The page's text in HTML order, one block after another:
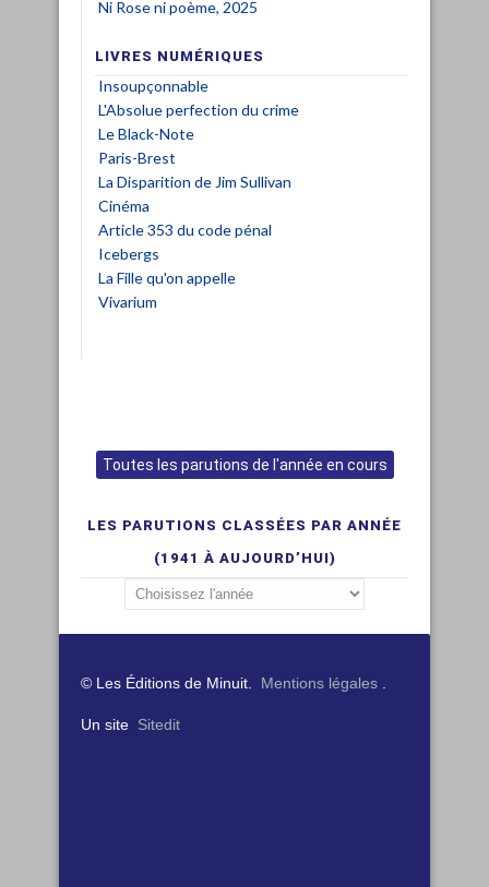
Ni Rose ni poème, 2025
LIVRES NUMÉRIQUES
Insoupçonnable
L'Absolue perfection du crime
Le Black-Note
Paris-Brest
La Disparition de Jim Sullivan
Cinéma
Article 353 du code pénal
Icebergs
La Fille qu'on appelle
Vivarium
Toutes les parutions de l'année en cours
LES PARUTIONS CLASSÉES PAR ANNÉE
(1941 À AUJOURD’HUI)
© Les Éditions de Minuit. Mentions légales .
Un site Sitedit